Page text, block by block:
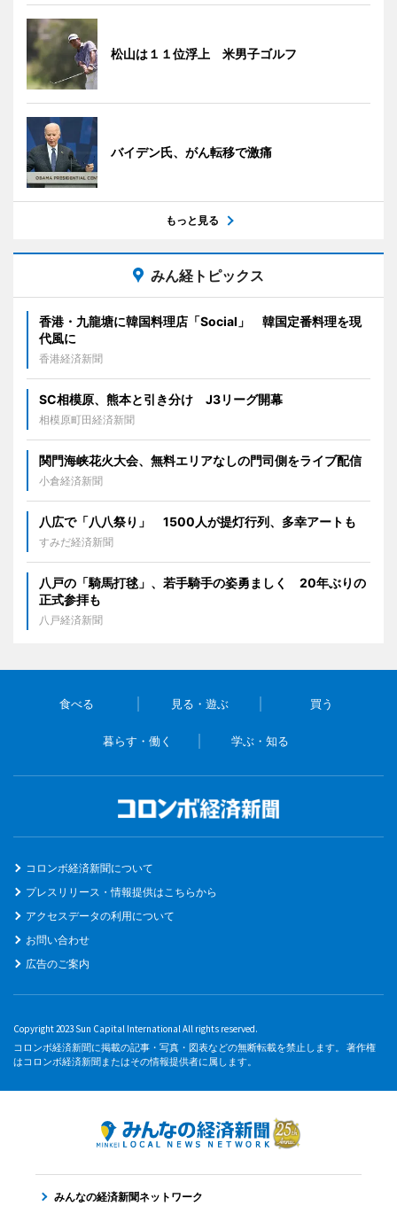
松山は１１位浮上 米男子ゴルフ
バイデン氏、がん転移で激痛
もっと見る
みん経トピックス
香港・九龍塘に韓国料理店「Social」 韓国定番料理を現
代風に
香港経済新聞
SC相模原、熊本と引き分け J3リーグ開幕
相模原町田経済新聞
関門海峡花火大会、無料エリアなしの門司側をライブ配信
小倉経済新聞
八広で「八八祭り」 1500人が提灯行列、多幸アートも
すみだ経済新聞
八戸の「騎馬打毬」、若手騎手の姿勇ましく 20年ぶりの
正式参拝も
八戸経済新聞
食べる 見る・遊ぶ 買う
暮らす・働く 学ぶ・知る
コロンボ経済新聞について
プレスリリース・情報提供はこちらから
アクセスデータの利用について
お問い合わせ
広告のご案内
Copyright 2023 Sun Capital International All rights reserved.
コロンボ経済新聞に掲載の記事・写真・図表などの無断転載を禁止します。 著作権
はコロンボ経済新聞またはその情報提供者に属します。
みんなの経済新聞ネットワーク